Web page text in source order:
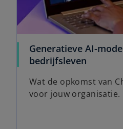
Generatieve AI-
bedrijfsleven
Wat de opkomst van
voor jouw organisatie.